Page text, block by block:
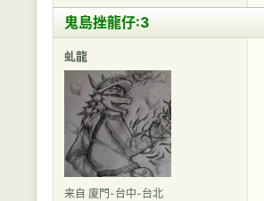
鬼島挫龍仔:3
虬龍
来自 廈門-台中-台北